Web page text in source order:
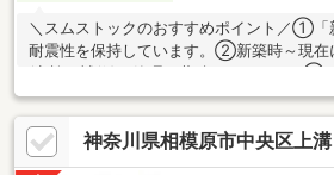
＼スムストックのおすすめポイント／①「
耐震性を保持しています。②新築時～現在
(点検・補修)を管理・蓄積しています。
スプログラムに対応。住宅購入後もそのま
です。物件の詳細情報は、イベント情報欄
積水ハウス施工、木造2階建て「5LDKK」
き。・外からの視線が気になりにくいよう
神奈川県相模原市中央区上